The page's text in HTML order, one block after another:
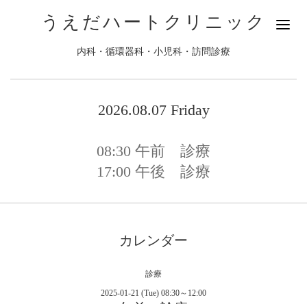
うえだハートクリニック
内科・循環器科・小児科・訪問診療
2026.08.07 Friday
08:30 午前 診療
17:00 午後 診療
カレンダー
診療
2025-01-21 (Tue) 08:30～12:00